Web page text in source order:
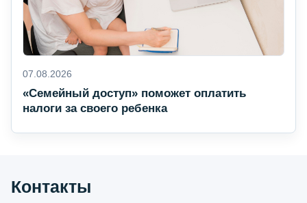
07.08.2026
«Семейный доступ» поможет оплатить
налоги за своего ребенка
Контакты